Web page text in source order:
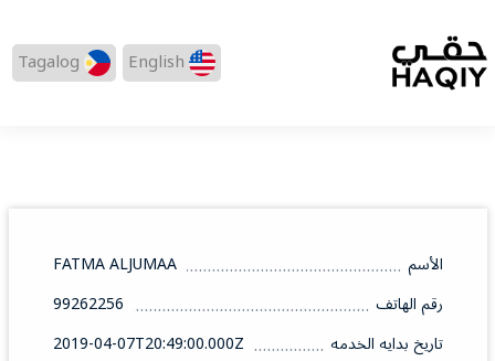
English
Tagalog
الأسم
FATMA ALJUMAA
رقم الهاتف
99262256
تاريخ بدايه الخدمه
2019-04-07T20:49:00.000Z